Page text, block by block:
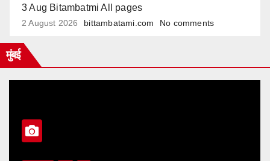
3 Aug Bitambatmi All pages
2 August 2026 bittambatami.com No comments
मुंबई